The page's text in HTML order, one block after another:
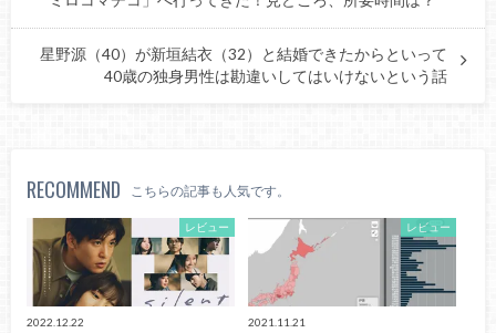
星野源（40）が新垣結衣（32）と結婚できたからといって
40歳の独身男性は勘違いしてはいけないという話
RECOMMEND こちらの記事も人気です。
レビュー
2022.12.22
レビュー
2021.11.21